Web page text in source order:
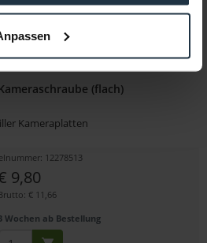
(flach)
Kameraplatten
12278513
9,80
€ 11,66
Wochen ab Bestellung